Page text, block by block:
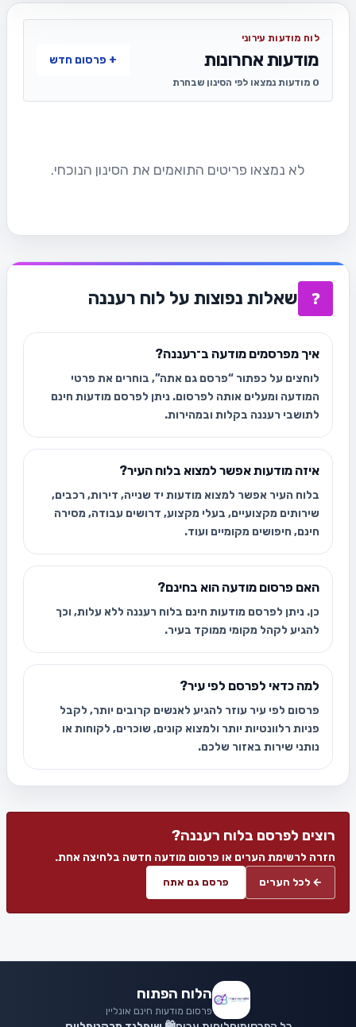
לוח מודעות עירוני
מודעות אחרונות
0 מודעות נמצאו לפי הסינון שבחרת
+ פרסום חדש
לא נמצאו פריטים התואמים את הסינון הנוכחי.
❓ שאלות נפוצות על לוח רעננה
איך מפרסמים מודעה ב־רעננה?
לוחצים על כפתור “פרסם גם אתה”, בוחרים את פרטי
המודעה ומעלים אותה לפרסום. ניתן לפרסם מודעות חינם
לתושבי רעננה בקלות ובמהירות.
איזה מודעות אפשר למצוא בלוח העיר?
בלוח העיר אפשר למצוא מודעות יד שנייה, דירות, רכבים,
שירותים מקצועיים, בעלי מקצוע, דרושים עבודה, מסירה
חינם, חיפושים מקומיים ועוד.
האם פרסום מודעה הוא בחינם?
כן. ניתן לפרסם מודעות חינם בלוח רעננה ללא עלות, וכך
להגיע לקהל מקומי ממוקד בעיר.
למה כדאי לפרסם לפי עיר?
פרסום לפי עיר עוזר להגיע לאנשים קרובים יותר, לקבל
פניות רלוונטיות יותר ולמצוא קונים, שוכרים, לקוחות או
נותני שירות באזור שלכם.
רוצים לפרסם בלוח רעננה?
חזרה לרשימת הערים או פרסום מודעה חדשה בלחיצה אחת.
← לכל הערים פרסם גם אתה
הלוח הפתוח
פרסום מודעות חינם אונליין